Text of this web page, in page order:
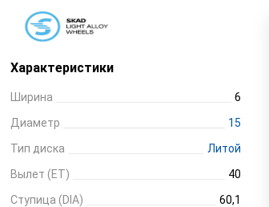
Характеристики
Ширина
6
Диаметр
15
Тип диска
Литой
Вылет (ET)
40
Ступица (DIA)
60,1